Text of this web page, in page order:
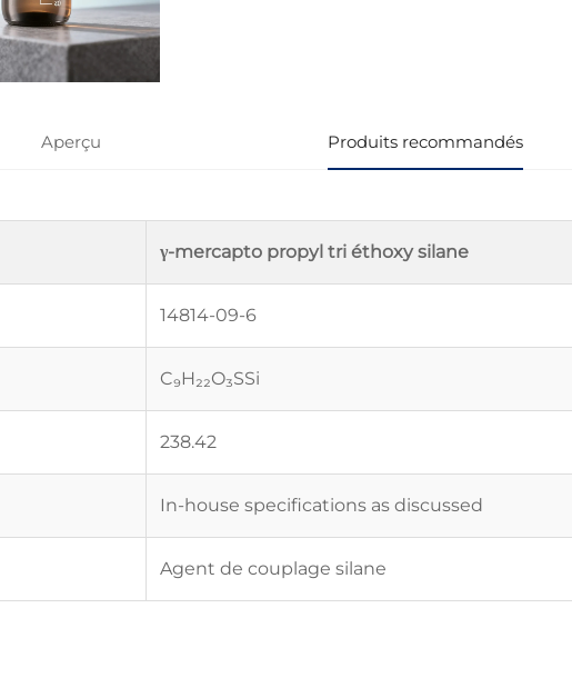
Aperçu Produits recommandés
γ-mercapto propyl tri éthoxy silane
14814-09-6
C₉H₂₂O₃SSi
238.42
In-house specifications as discussed
Agent de couplage silane